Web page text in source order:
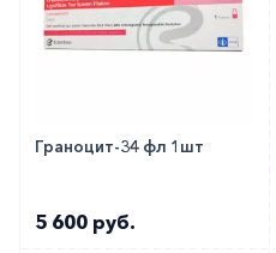
Граноцит-34 фл 1шт
5 600 руб.